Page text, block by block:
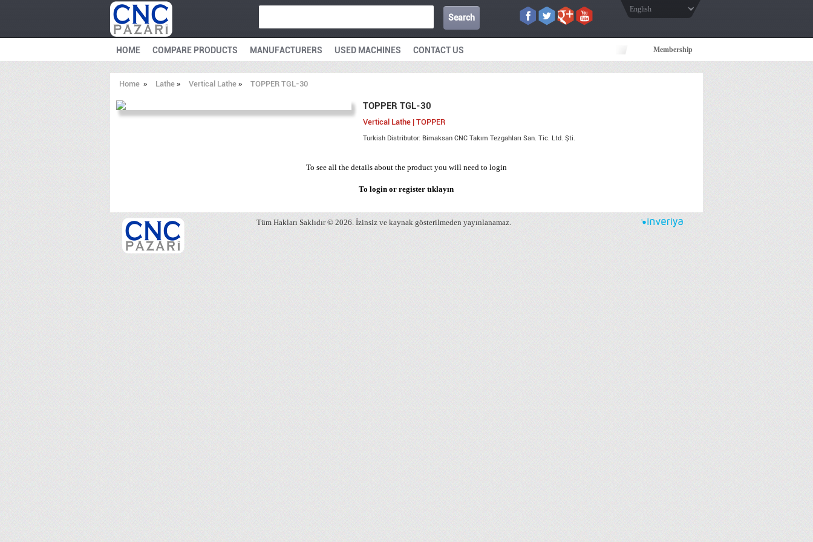
Search
English
HOME COMPARE PRODUCTS MANUFACTURERS USED MACHINES CONTACT US Membership
Home» Lathe» Vertical Lathe» TOPPER TGL-30
TOPPER TGL-30
Vertical Lathe | TOPPER
Turkish Distributor: Bimaksan CNC Takım Tezgahları San. Tic. Ltd. Şti.
To see all the details about the product you will need to login
To login or registertıklayın
Tüm Hakları Saklıdır © 2026. İzinsiz ve kaynak gösterilmeden yayınlanamaz.